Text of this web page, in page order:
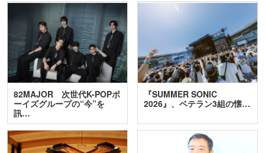
82MAJOR 次世代K-POPボ
ーイズグループの“今”を
訊…
『SUMMER SONIC
2026』、ベテラン3組の懐…